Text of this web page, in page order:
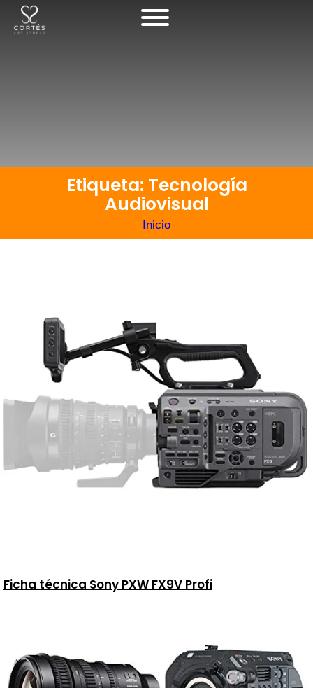
Etiqueta: Tecnología
Audiovisual
Inicio
Ficha técnica Sony PXW FX9V Profi